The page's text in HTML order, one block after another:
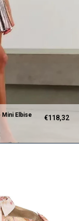
Mini Elbise
€118,32